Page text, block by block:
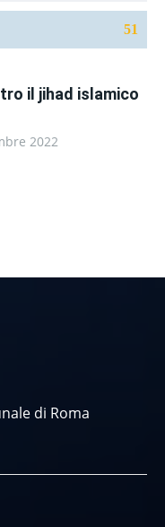
51
il jihad islamico
2022
di Roma